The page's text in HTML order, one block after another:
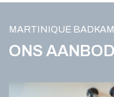
MARTINIQUE
ONS AANBOD